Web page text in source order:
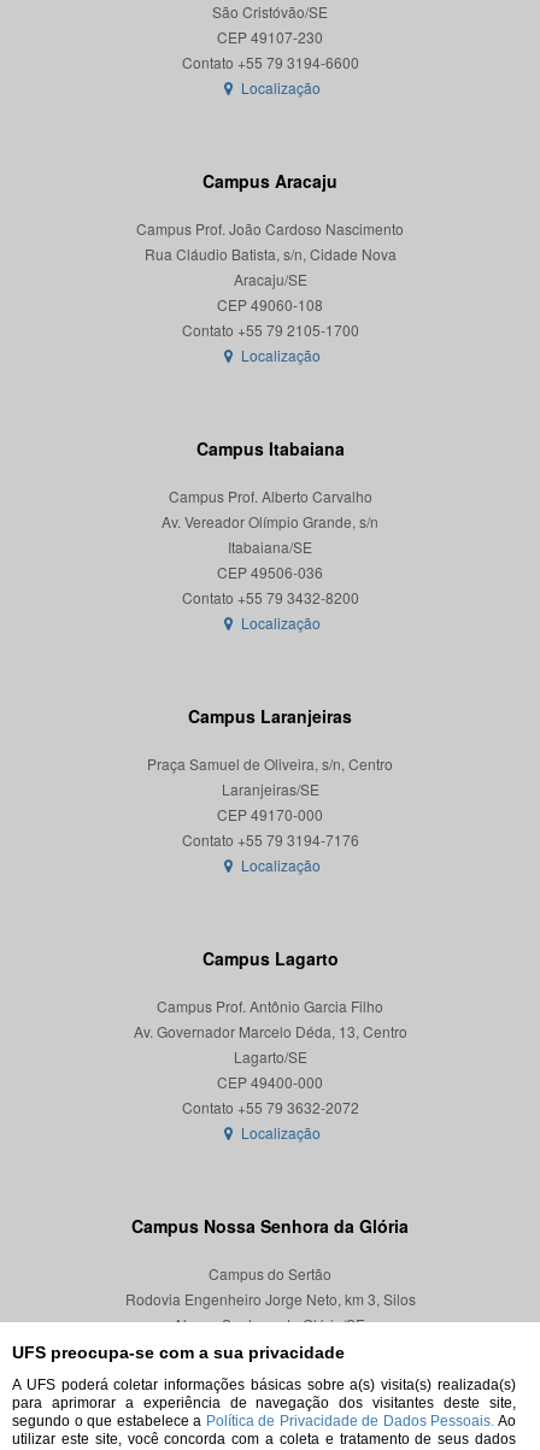
UFS preocupa-se com a sua privacidade
A UFS poderá coletar informações básicas sobre a(s) visita(s) realizada(s)
para aprimorar a experiência de navegação dos visitantes deste site,
segundo o que estabelece a Política de Privacidade de Dados Pessoais. Ao
utilizar este site, você concorda com a coleta e tratamento de seus dados
São Cristóvão/SE
CEP 49107-230
Localização
Campus Aracaju
Campus Prof. João Cardoso Nascimento
Rua Cláudio Batista, s/n, Cidade Nova
Aracaju/SE
CEP 49060-108
Localização
Campus Itabaiana
Campus Prof. Alberto Carvalho
Av. Vereador Olímpio Grande, s/n
Itabaiana/SE
CEP 49506-036
Localização
Campus Laranjeiras
Praça Samuel de Oliveira, s/n, Centro
Laranjeiras/SE
CEP 49170-000
Localização
Campus Lagarto
Campus Prof. Antônio Garcia Filho
Av. Governador Marcelo Déda, 13, Centro
Lagarto/SE
CEP 49400-000
Localização
Campus Nossa Senhora da Glória
Campus do Sertão
Rodovia Engenheiro Jorge Neto, km 3, Silos
Nossa Senhora da Glória/SE
CEP 49680-000
Localização